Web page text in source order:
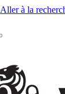
Aller à la